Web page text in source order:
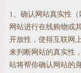
而且用户可以通过服
标识、签章 (即
)，提供了一种在网
是用来标志和证明网
信息文件，概念类似
1、确认网站真实性
网站进行在线购物或
开放性，使得互联网
来判断网站的真实性
站将帮你确认网站的